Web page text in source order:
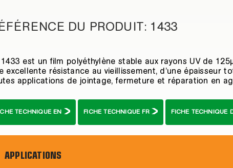
DU PRODUIT: 1433
1433 est un film polyéthylène stable aux rayons UV de
excellente résistance au vieillissement, d’une épaisseur
applications de jointage, fermeture et réparation en
TECHNIQUE EN FICHE TECHNIQUE FR FICHE TECHNIQUE
APPLICATIONS